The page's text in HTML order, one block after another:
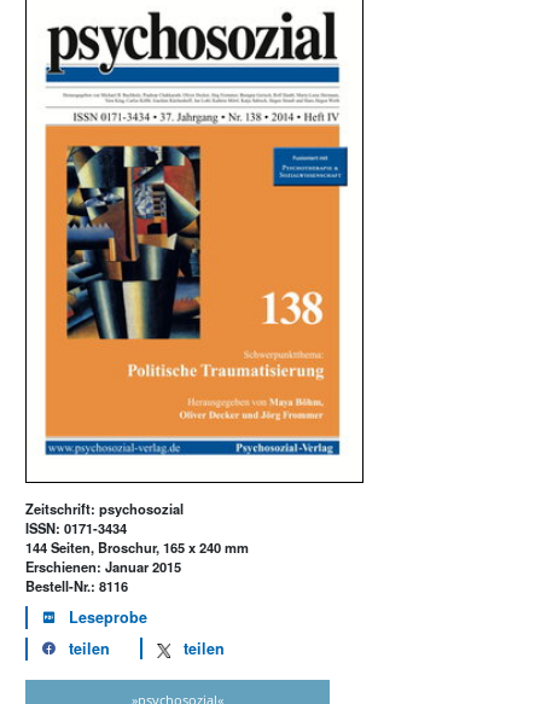
Zeitschrift: psychosozial
ISSN: 0171-3434
144 Seiten, Broschur, 165 x 240 mm
Erschienen: Januar 2015
Bestell-Nr.: 8116
Leseprobe
teilen
teilen
»psychosozial«